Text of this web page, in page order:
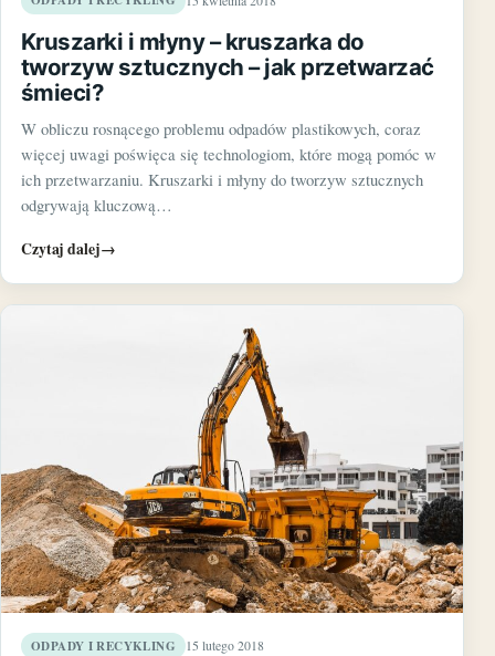
Kruszarki i młyny – kruszarka do
tworzyw sztucznych – jak przetwarzać
śmieci?
W obliczu rosnącego problemu odpadów plastikowych, coraz
więcej uwagi poświęca się technologiom, które mogą pomóc w
ich przetwarzaniu. Kruszarki i młyny do tworzyw sztucznych
odgrywają kluczową…
Czytaj dalej→
ODPADY I RECYKLING 15 lutego 2018